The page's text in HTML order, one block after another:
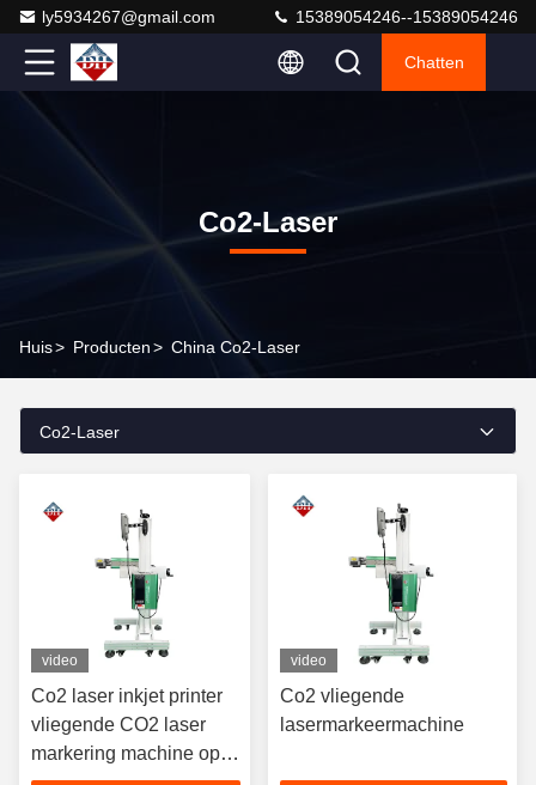
ly5934267@gmail.com 15389054246--15389054246
Chatten
Co2-Laser
Huis> Producten> China Co2-Laser
Co2-Laser
video
Co2 laser inkjet printer
vliegende CO2 laser
markering machine op
video
Co2 vliegende
lasermarkeermachine